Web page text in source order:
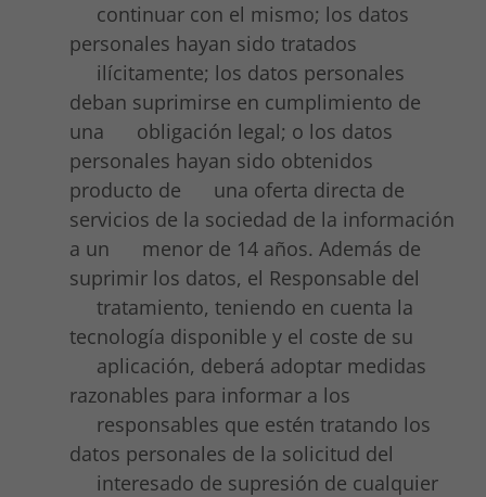
continuar con el mismo; los datos
personales hayan sido tratados
ilícitamente; los datos personales
deban suprimirse en cumplimiento de
una obligación legal; o los datos
personales hayan sido obtenidos
producto de una oferta directa de
servicios de la sociedad de la información
a un menor de 14 años. Además de
suprimir los datos, el Responsable del
tratamiento, teniendo en cuenta la
tecnología disponible y el coste de su
aplicación, deberá adoptar medidas
razonables para informar a los
responsables que estén tratando los
datos personales de la solicitud del
interesado de supresión de cualquier